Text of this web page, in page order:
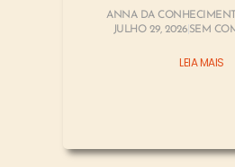
ANNA DA
JULHO 29, 2026 SEM
LEIA MAIS